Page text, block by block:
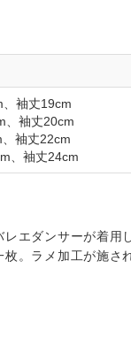
袖丈19cm
、袖丈20cm
袖丈22cm
、袖丈24cm
エダンサーが着用
。ラメ加工が施さ